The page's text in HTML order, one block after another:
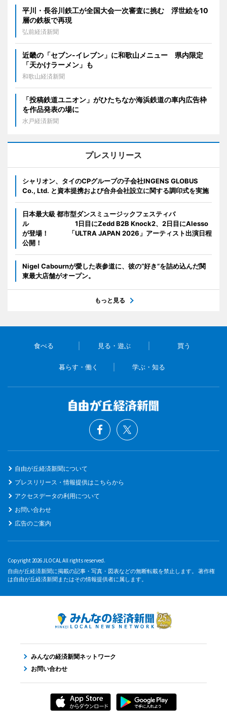
平川・長谷川鉄工が全国大会一次審査に挑む 浮世絵を10
層の鉄板で再現
弘前経済新聞
近畿の「セブン-イレブン」に和歌山メニュー 県内限定
「天かけラーメン」も
和歌山経済新聞
「投稿鉄道ユニオン」がひたちなか海浜鉄道の車内広告枠
を作品発表の場に
水戸経済新聞
プレスリリース
シャリオン、タイのCPグループの子会社INGENS GLOBUS
Co., Ltd. と資本提携および合弁会社設立に関する調印式を実施
日本最大級 都市型ダンスミュージックフェスティバ
ル 1日目にZedd B2B Knock2、2日目にAlesso
が登場！ 「ULTRA JAPAN 2026」アーティスト出演日程
公開！
Nigel Cabournが愛した表参道に、彼の“好き”を詰め込んだ関
東最大店舗がオープン。
もっと見る
食べる 見る・遊ぶ 買う
暮らす・働く 学ぶ・知る
自由が丘経済新聞について
プレスリリース・情報提供はこちらから
アクセスデータの利用について
お問い合わせ
広告のご案内
Copyright 2026 JLOCAL All rights reserved.
自由が丘経済新聞に掲載の記事・写真・図表などの無断転載を禁止します。 著作権
は自由が丘経済新聞またはその情報提供者に属します。
みんなの経済新聞ネットワーク
お問い合わせ